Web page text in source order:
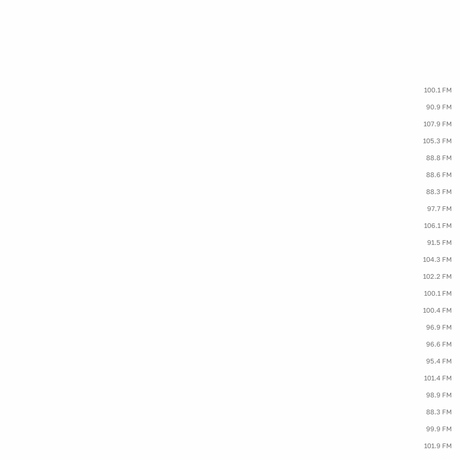
100.1 FM
90.9 FM
107.9 FM
105.3 FM
88.8 FM
88.6 FM
88.3 FM
97.7 FM
106.1 FM
91.5 FM
104.3 FM
102.2 FM
100.1 FM
100.4 FM
96.9 FM
96.6 FM
95.4 FM
101.4 FM
98.9 FM
88.3 FM
99.9 FM
101.9 FM